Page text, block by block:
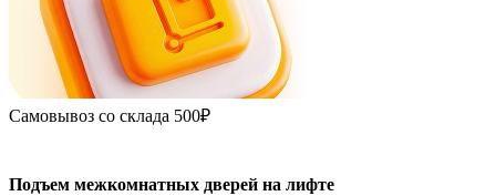
Самовывоз со склада 500₽
Подъем межкомнатных дверей на лифте